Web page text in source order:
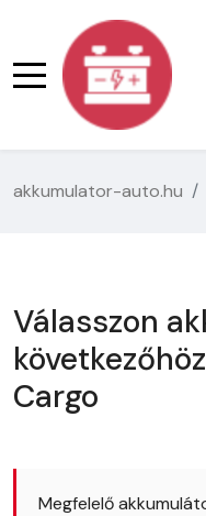
akkumulator-auto.hu
Válasszon
Cargo
Megfelelő